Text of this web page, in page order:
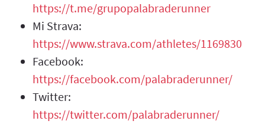
https://t.me/grupopalabraderunner
Mi Strava:
https://www.strava.com/athletes/1169830
Facebook:
https://facebook.com/palabraderunner/
Twitter:
https://twitter.com/palabraderunner/